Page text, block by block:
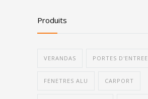
Produits
VERANDAS PORTES D'ENTREE
FENETRES ALU CARPORT